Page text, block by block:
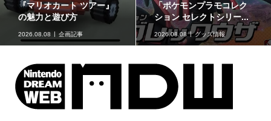
ンネルにて『ぽこ あ ポケ
モン』開発エピソード...
2026.08.07 ニュース
ンなど30種！「ポケット
モンスター30周年 ミニ...
2026.08.07 グッズ情報